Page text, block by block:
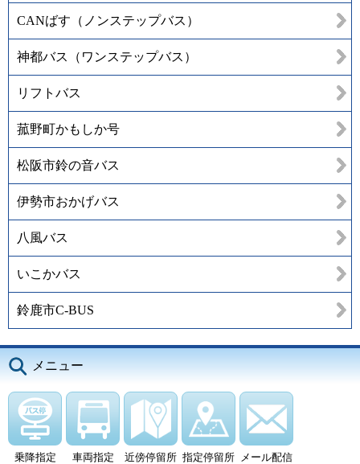
CANばす（ノンステップバス）
神都バス（ワンステップバス）
リフトバス
菰野町かもしか号
松阪市鈴の音バス
伊勢市おかげバス
八風バス
いこかバス
鈴鹿市C-BUS
メニュー
乗降指定 車両指定 近傍停留所 指定停留所 メール配信